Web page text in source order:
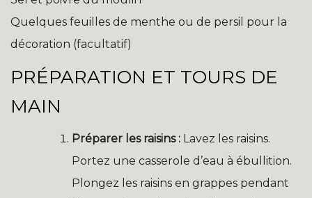
Quelques feuilles de menthe ou de persil pour la
décoration (facultatif)
PRÉPARATION ET TOURS DE
MAIN
Préparer les raisins : Lavez les raisins.
Portez une casserole d’eau à ébullition.
Plongez les raisins en grappes pendant